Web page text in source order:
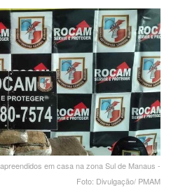
em casa na zona Sul de Manaus -
Foto: Divulgação/ PMAM